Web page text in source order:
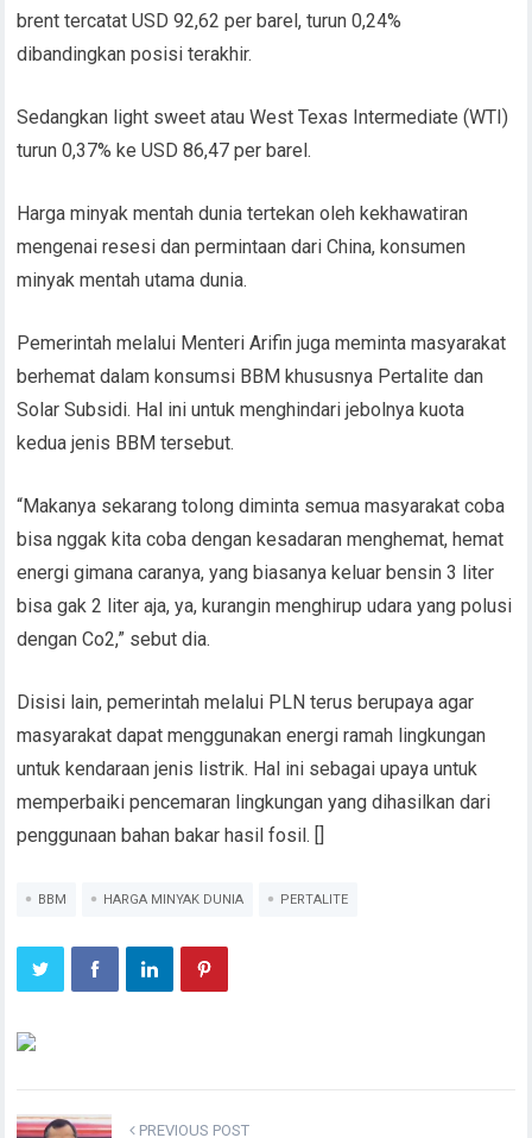
brent tercatat USD 92,62 per barel, turun 0,24%
dibandingkan posisi terakhir.
Sedangkan light sweet atau West Texas Intermediate (WTI)
turun 0,37% ke USD 86,47 per barel.
Harga minyak mentah dunia tertekan oleh kekhawatiran
mengenai resesi dan permintaan dari China, konsumen
minyak mentah utama dunia.
Pemerintah melalui Menteri Arifin juga meminta masyarakat
berhemat dalam konsumsi BBM khususnya Pertalite dan
Solar Subsidi. Hal ini untuk menghindari jebolnya kuota
kedua jenis BBM tersebut.
“Makanya sekarang tolong diminta semua masyarakat coba
bisa nggak kita coba dengan kesadaran menghemat, hemat
energi gimana caranya, yang biasanya keluar bensin 3 liter
bisa gak 2 liter aja, ya, kurangin menghirup udara yang polusi
dengan Co2,” sebut dia.
Disisi lain, pemerintah melalui PLN terus berupaya agar
masyarakat dapat menggunakan energi ramah lingkungan
untuk kendaraan jenis listrik. Hal ini sebagai upaya untuk
memperbaiki pencemaran lingkungan yang dihasilkan dari
penggunaan bahan bakar hasil fosil. []
BBM HARGA MINYAK DUNIA PERTALITE
PREVIOUS POST